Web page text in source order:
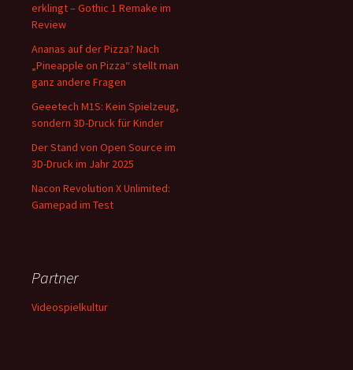
erklingt – Gothic 1 Remake im
Review
Ananas auf der Pizza? Nach
„Pineapple on Pizza“ stellt man
ganz andere Fragen
Geeetech M1S: Kein Spielzeug,
sondern 3D-Druck für Kinder
Der Stand von Open Source im
3D-Druck im Jahr 2025
Nacon Revolution X Unlimited:
Gamepad im Test
Partner
Videospielkultur